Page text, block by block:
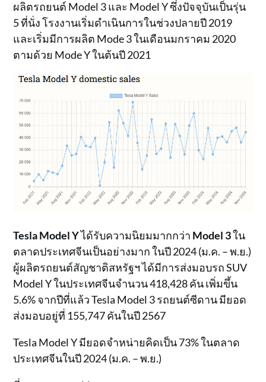
ผลิตรถยนต์ Model 3 และ Model Y ซึ่งปัจจุบันเป็นรุ่น
5 ที่นั่ง โรงงานเริ่มดำเนินการในช่วงปลายปี 2019
และเริ่มมีการผลิต Mode 3 ในเดือนมกราคม 2020
ตามด้วย Mode Y ในต้นปี 2021
Tesla Model Yได้รับความนิยมมากกว่า Model 3ใน
ตลาดประเทศจีนเป็นอย่างมาก ในปี 2024 (ม.ค. – พ.ย.)
ผู้ผลิตรถยนต์สัญชาติสหรัฐฯ ได้มีการส่งมอบรถ SUV
Model Y ในประเทศจีนจำนวน 418,428 คัน เพิ่มขึ้น
5.6% จากปีที่แล้ว Tesla Model 3 รถยนต์ซีดาน มียอด
ส่งมอบอยู่ที่ 155,747 คันในปี 2567
Tesla Model Y มียอดจำหน่ายคิดเป็น 73% ในตลาด
ประเทศจีนในปี 2024 (ม.ค. – พ.ย.)